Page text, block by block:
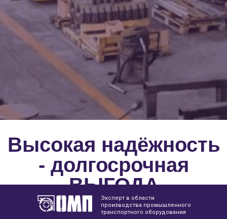
Высокая надёжность
- долгосрочная
ВЫГОДА
Эксперт в области
производства промышленного
транспортного оборудования